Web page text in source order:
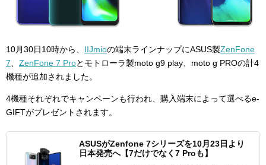
10月30日10時から、 IIJmioの端末ラインナップにASUS製ZenFone
7
ZenFone 7 Proとモトローラ製moto g9 play、moto g PROの計4
機種が追加されました。
4機種それぞれでキャンペーンも行われ、購入端末によって選べるe-
GIFTがプレゼントされます。
ASUSがZenfone 7シリーズを10月23日より
日本発売へ【7だけでなく7 Proも】